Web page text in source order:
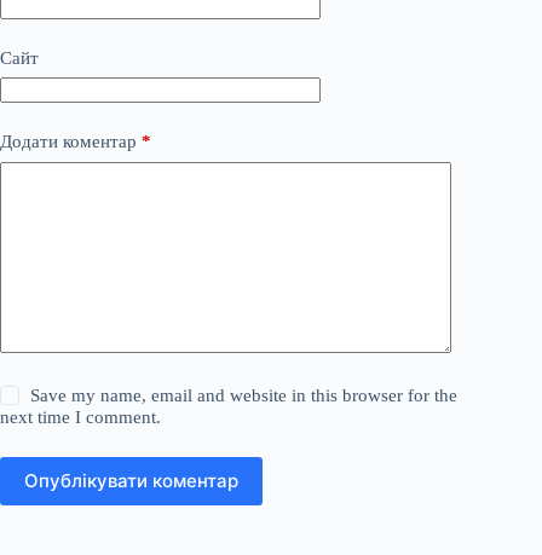
Сайт
Додати коментар *
Save my name, email and website in this browser for the
next time I comment.
Опублікувати коментар